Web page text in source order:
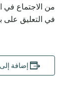
في التعليق على
إضافة إلى